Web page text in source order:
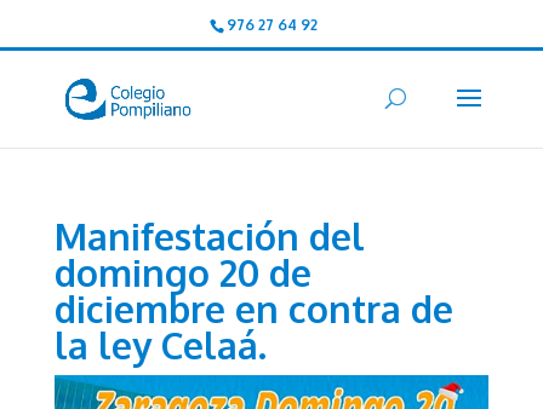
976 27 64 92
Manifestación del
domingo 20 de
diciembre en contra de
la ley Celaá.